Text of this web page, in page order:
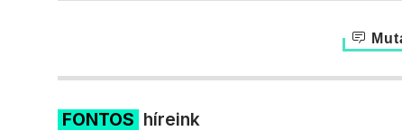
FONTOS híreink